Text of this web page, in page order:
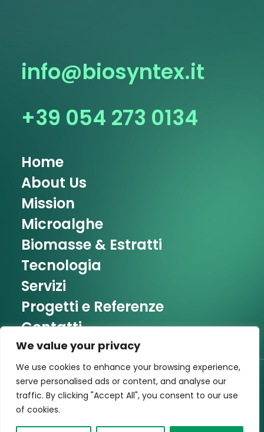
We value your privacy
We use cookies to enhance your browsing experience,
serve personalised ads or content, and analyse our
traffic. By clicking "Accept All", you consent to our use
of cookies.
Home
About Us
Mission
Microalghe
Biomasse & Estratti
Tecnologia
Servizi
Progetti e Referenze
Contatti
info@biosyntex.it
+39 054 273 0134
P.iva / CF: IT 02687620811 • Created byStruchel